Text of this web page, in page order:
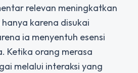
relevan meningkatkan
karena disukai
ia menyentuh esensi
Ketika orang merasa
melalui interaksi yang